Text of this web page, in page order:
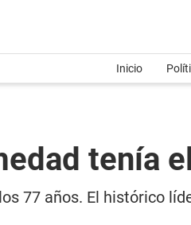
Inicio
tenía
77 años. El histórico